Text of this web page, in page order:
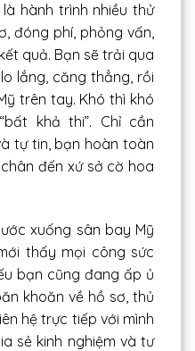
hành trình nhiều thử
đóng phí, phỏng vấn,
quả. Bạn sẽ trải qua
lắng, căng thẳng, rồi
trên tay. Khó thì khó
khả thi”. Chỉ cần
tự tin, bạn hoàn toàn
đến xứ sở cờ hoa
xuống sân bay Mỹ
thấy mọi công sức
bạn cũng đang ấp ủ
khoăn về hồ sơ, thủ
hệ trực tiếp với mình
sẻ kinh nghiệm và tư